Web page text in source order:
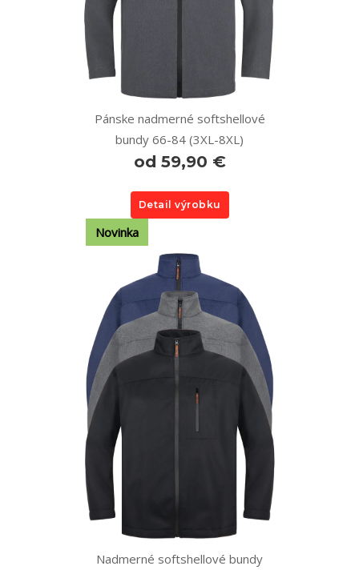
Pánske nadmerné softshellové
bundy 66-84 (3XL-8XL)
od 59,90 €
Detail výrobku
Novinka
Nadmerné softshellové bundy